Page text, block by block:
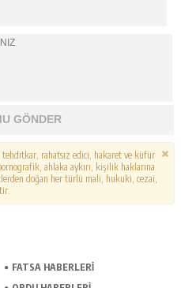
GÖNDER
tehditkar, rahatsız edici, hakaret ve küfür
ahlaka aykırı, kişilik haklarına
doğan her türlü mali, hukuki, cezai,
FATSA HABERLERI